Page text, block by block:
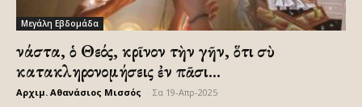
Μεγάλη Εβδομάδα
Ἀνάστα, ὁ Θεός, κρῖνον τὴν γῆν, ὅτι σὺ
κατακληρονομήσεις ἐν πᾶσι...
Αρχιμ. Αθανάσιος Μισσός Σα 19-Απρ-2025